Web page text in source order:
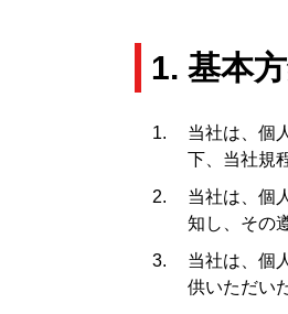
1. 基本
当社は、個
下、当社規
当社は、個
知し、その
当社は、個
供いただい